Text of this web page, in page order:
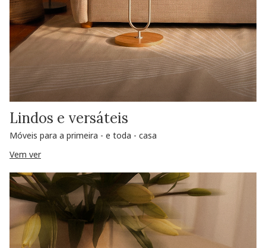
Lindos e versáteis
Móveis para a primeira - e toda - casa
Vem ver